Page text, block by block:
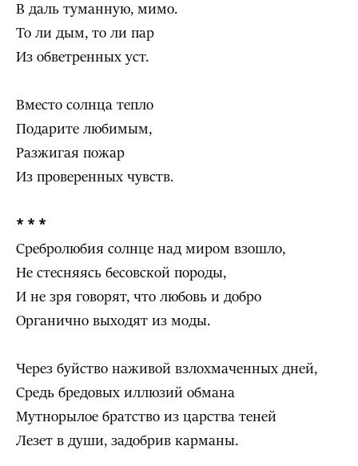
В даль туманную, мимо.
То ли дым, то ли пар
Из обветренных уст.
Вместо солнца тепло
Подарите любимым,
Разжигая пожар
Из проверенных чувств.
* * *
Сребролюбия солнце над миром взошло,
Не стесняясь бесовской породы,
И не зря говорят, что любовь и добро
Органично выходят из моды.
Через буйство наживой взлохмаченных дней,
Средь бредовых иллюзий обмана
Мутнорылое братство из царства теней
Лезет в души, задобрив карманы.